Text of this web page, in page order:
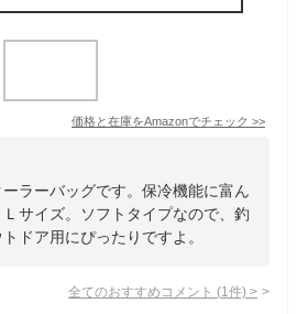
価格と在庫をAmazonでチェック >>
ラーバッグです。保冷機能に富ん
サイズ。ソフトタイプなので、釣
ドア用にぴったりですよ。
全てのおすすめコメント (1 件) >